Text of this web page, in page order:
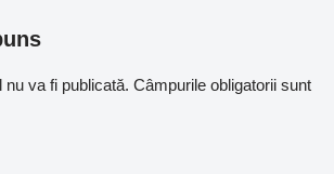
va fi publicată. Câmpurile obligatorii sunt